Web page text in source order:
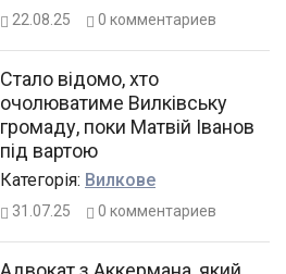
22.08.25 0 комментариев
Стало відомо, хто
очолюватиме Вилківську
громаду, поки Матвій Іванов
під вартою
Категорiя: Вилкове
31.07.25 0 комментариев